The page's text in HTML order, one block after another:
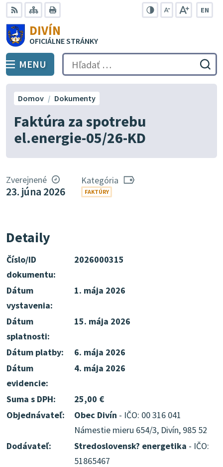
Preskočiť
na
obsah
RSS Mapa
EN
DIVÍN
OFICIÁLNE STRÁNKY
PREPNÚŤ
MENU Hľadať:
Faktúra za spotrebu
el.energie-05/26-KD
Domov Dokumenty
Zverejnené
23. júna 2026
Kategória
FAKTÚRY
Detaily
Číslo/ID
dokumentu:
2026000315
Dátum
vystavenia:
1. mája 2026
Dátum
splatnosti:
15. mája 2026
Dátum platby:
6. mája 2026
Dátum
evidencie:
4. mája 2026
Suma s DPH:
25,00 €
Objednávateľ:
Obec Divín - IČO: 00 316 041
Námestie mieru 654/3, Divín, 985 52
Dodávateľ:
Stredoslovensk? energetika - IČO:
51865467